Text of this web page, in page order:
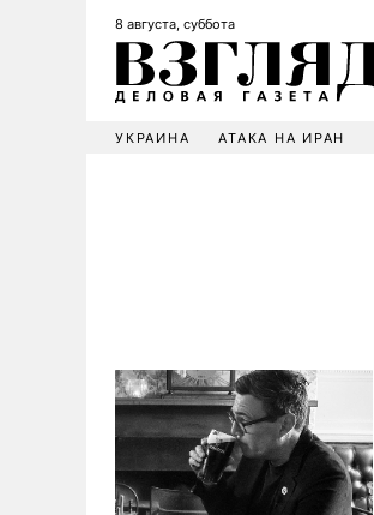
8 августа, суббота
УКРАИНА АТАКА НА ИРАН